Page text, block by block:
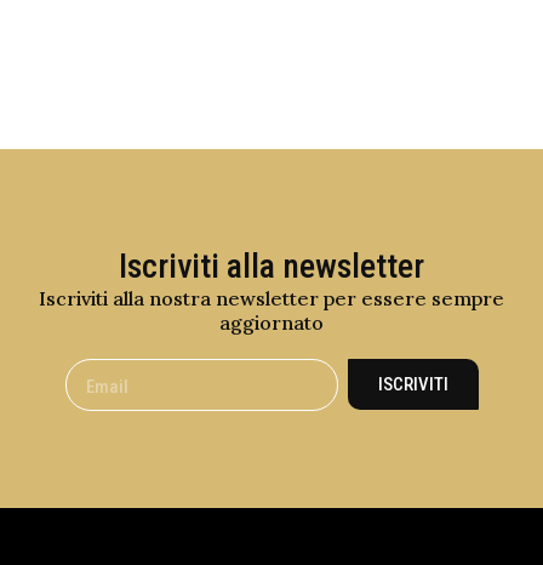
Iscriviti alla newsletter
Iscriviti alla nostra newsletter per essere sempre
aggiornato
ISCRIVITI